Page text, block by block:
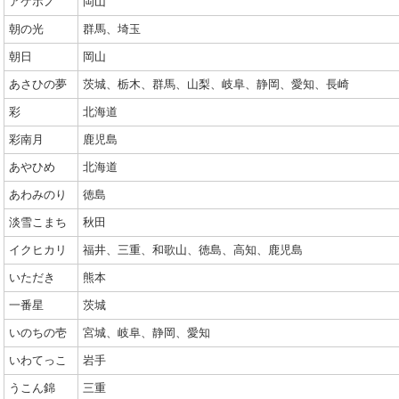
朝の光 群馬、埼玉
朝日 岡山
あさひの夢 茨城、栃木、群馬、山梨、岐阜、静岡、愛知、長崎
彩 北海道
彩南月 鹿児島
あやひめ 北海道
あわみのり 徳島
淡雪こまち 秋田
イクヒカリ 福井、三重、和歌山、徳島、高知、鹿児島
いただき 熊本
一番星 茨城
いのちの壱 宮城、岐阜、静岡、愛知
いわてっこ 岩手
うこん錦 三重